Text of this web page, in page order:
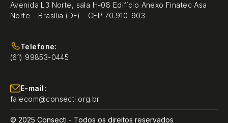
Avenida L3 Norte, sala H-08 Edifício Anexo Finatec Asa
Norte – Brasília (DF) - CEP 70.910-903
Telefone:
(61) 99853-0445
E-mail:
falecom@consecti.org.br
© 2025 Consecti - Todos os direitos reservados